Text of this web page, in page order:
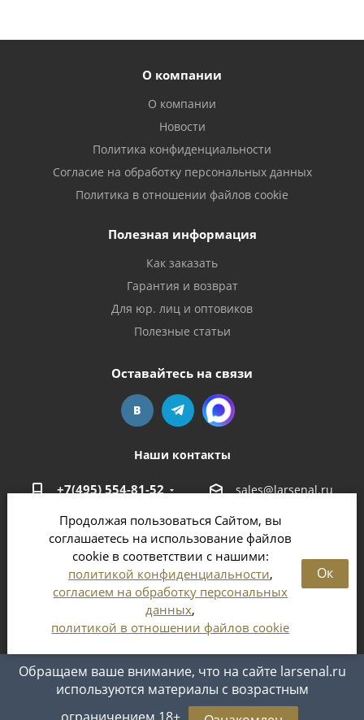
Продолжая пользоваться Сайтом, вы
соглашаетесь на использование файлов
cookie в соответствии с нашими:
политикой конфиденциальности,
согласием на обработку персональных
данных,
политикой в отношении файлов cookie
Ок
Обращаем ваше внимание, что на сайте larsenal.ru
используются материалы с возрастным
О компании
О компании
Новости
Политика конфиденциальности
Согласие на обработку персональных данных
Политика в отношении файлов cookie
Полезная информация
Как заказать
Гарантия и возврат
Для юр. лиц и оптовиков
Полезные статьи
Оставайтесь на связи
Наши контакты
+7(495) 554-81-52 sales@larsenal.ru
Московская область,
г. Люберцы,
ул. Хлебозаводская, 8 Б